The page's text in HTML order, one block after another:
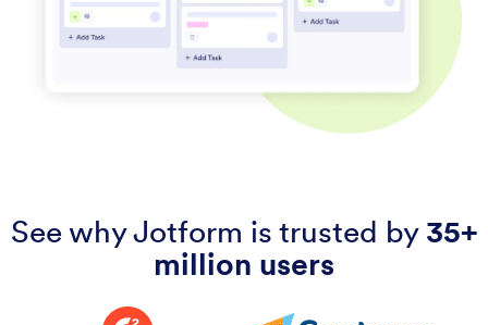
See why Jotform is trusted by35+
million users